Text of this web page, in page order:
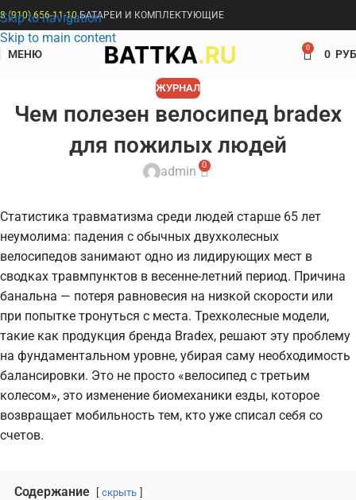
Skip to navigation
Skip to main content
8 (910) 656-11-10БАТАРЕИ И КОМПЛЕКТУЮЩИЕ
МЕНЮ 0 0
ЖУРНАЛ
Чем полезен велосипед bradex
для пожилых людей
admin 0
Статистика травматизма среди людей старше 65 лет
неумолима: падения с обычных двухколесных
велосипедов занимают одно из лидирующих мест в
сводках травмпунктов в весенне-летний период. Причина
банальна — потеря равновесия на низкой скорости или
при попытке тронуться с места. Трехколесные модели,
такие как продукция бренда Bradex, решают эту проблему
на фундаментальном уровне, убирая саму необходимость
балансировки. Это не просто «велосипед с третьим
колесом», это изменение биомеханики езды, которое
возвращает мобильность тем, кто уже списал себя со
счетов.
Содержание скрыть